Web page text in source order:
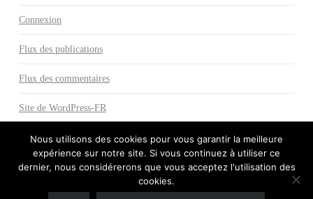
Connexion
Flux des publications
Flux des commentaires
Site de WordPress-FR
DESIGN BY
Nous utilisons des cookies pour vous garantir la meilleure
expérience sur notre site. Si vous continuez à utiliser ce
dernier, nous considérerons que vous acceptez l'utilisation des
cookies.